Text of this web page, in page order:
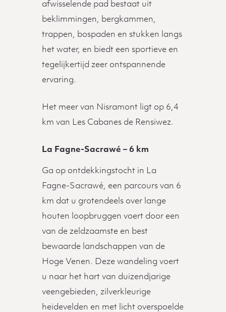
afwisselende pad bestaat uit
beklimmingen, bergkammen,
trappen, bospaden en stukken langs
het water, en biedt een sportieve en
tegelijkertijd zeer ontspannende
ervaring.
Het meer van Nisramont ligt op 6,4
km van Les Cabanes de Rensiwez.
La Fagne-Sacrawé – 6 km
Ga op ontdekkingstocht in La
Fagne-Sacrawé, een parcours van 6
km dat u grotendeels over lange
houten loopbruggen voert door een
van de zeldzaamste en best
bewaarde landschappen van de
Hoge Venen. Deze wandeling voert
u naar het hart van duizendjarige
veengebieden, zilverkleurige
heidevelden en met licht overspoelde